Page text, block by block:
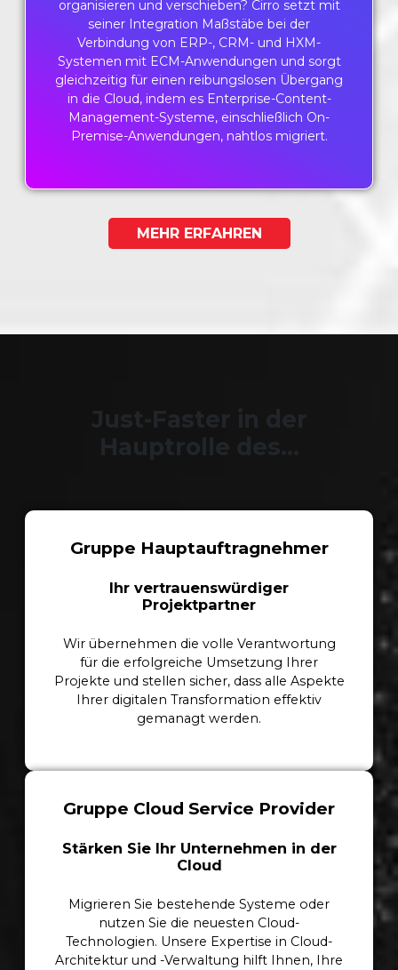
organisieren und verschieben? Cirro setzt mit
seiner Integration Maßstäbe bei der
Verbindung von ERP-, CRM- und HXM-
Systemen mit ECM-Anwendungen und sorgt
gleichzeitig für einen reibungslosen Übergang
in die Cloud, indem es Enterprise-Content-
Management-Systeme, einschließlich On-
Premise-Anwendungen, nahtlos migriert.
MEHR ERFAHREN
Just-Faster in der
Hauptrolle des…
Gruppe Hauptauftragnehmer
Ihr vertrauenswürdiger
Projektpartner
Wir übernehmen die volle Verantwortung
für die erfolgreiche Umsetzung Ihrer
Projekte und stellen sicher, dass alle Aspekte
Ihrer digitalen Transformation effektiv
gemanagt werden.
Gruppe Cloud Service Provider
Stärken Sie Ihr Unternehmen in der
Cloud
Migrieren Sie bestehende Systeme oder
nutzen Sie die neuesten Cloud-
Technologien. Unsere Expertise in Cloud-
Architektur und -Verwaltung hilft Ihnen, Ihre